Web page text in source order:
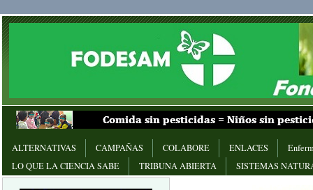
ALTERNATIVAS CAMPAÑAS COLABORE ENLACES
LO QUE LA CIENCIA SABE
TRIBUNA ABIERTA SISTEMAS